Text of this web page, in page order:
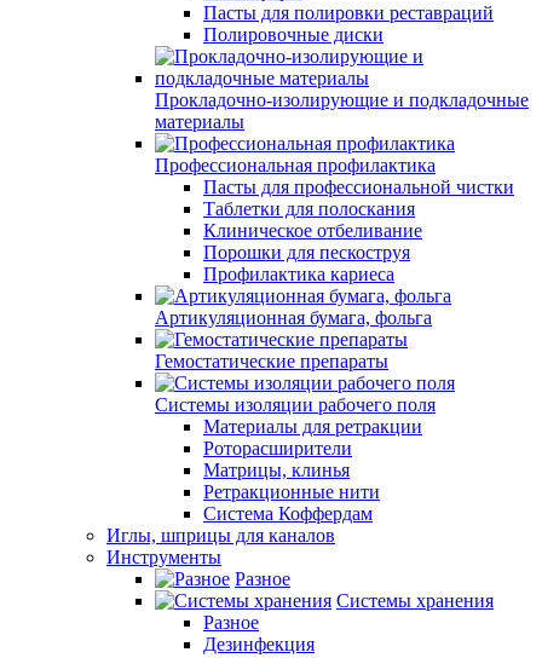
Пасты для полировки реставраций
Полировочные диски
Прокладочно-изолирующие и подкладочные
материалы
Профессиональная профилактика
Пасты для профессиональной чистки
Таблетки для полоскания
Клиническое отбеливание
Порошки для пескоструя
Профилактика кариеса
Артикуляционная бумага, фольга
Гемостатические препараты
Системы изоляции рабочего поля
Материалы для ретракции
Роторасширители
Матрицы, клинья
Ретракционные нити
Система Коффердам
Иглы, шприцы для каналов
Инструменты
Разное
Системы хранения
Разное
Дезинфекция